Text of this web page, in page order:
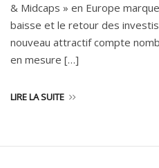
& Midcaps » en Europe
baisse et le retour des
nouveau attractif compte
en mesure […]
LIRE LA SUITE